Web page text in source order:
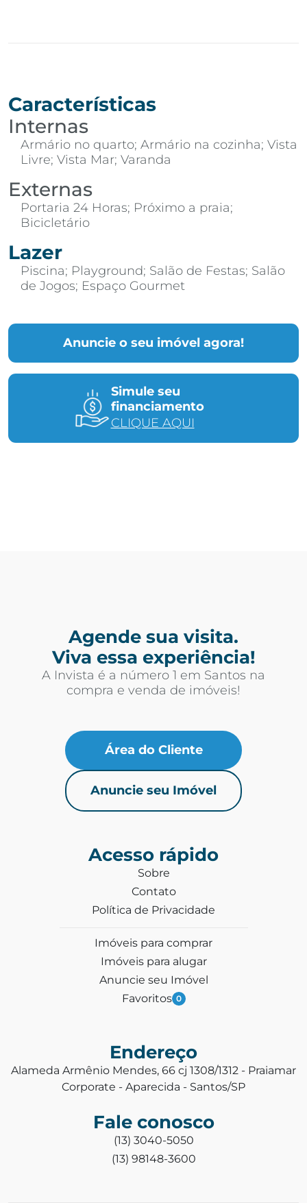
Anuncie o seu imóvel agora!
Simule seu
financiamento
CLIQUE AQUI
Características
Internas
Armário no quarto; Armário na cozinha; Vista
Livre; Vista Mar; Varanda
Externas
Portaria 24 Horas; Próximo a praia;
Bicicletário
Lazer
Piscina; Playground; Salão de Festas; Salão
de Jogos; Espaço Gourmet
Agende sua visita.
Viva essa experiência!
A Invista é a número 1 em Santos na
compra e venda de imóveis!
Área do Cliente
Anuncie seu Imóvel
Acesso rápido
Sobre
Contato
Política de Privacidade
Imóveis para comprar
Imóveis para alugar
Anuncie seu Imóvel
Favoritos 0
Endereço
Alameda Armênio Mendes, 66 cj 1308/1312 - Praiamar
Corporate - Aparecida - Santos/SP
Fale conosco
(13) 3040-5050
(13) 98148-3600